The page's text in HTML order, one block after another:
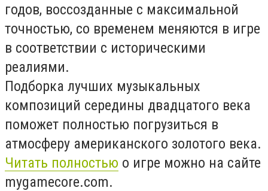
годов, воссозданные с максимальной
точностью, со временем меняются в игре
в соответствии с историческими
реалиями.
Подборка лучших музыкальных
композиций середины двадцатого века
поможет полностью погрузиться в
атмосферу американского золотого века.
Читать полностью о игре можно на сайте
mygamecore.com.